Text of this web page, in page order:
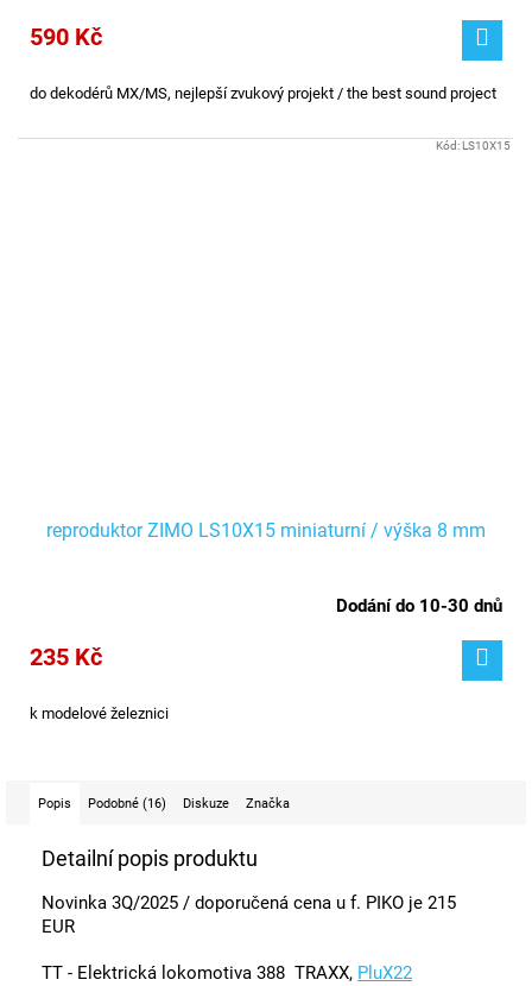
590 Kč
do dekodérů MX/MS, nejlepší zvukový projekt / the best sound project
reproduktor ZIMO LS10X15 miniaturní / výška 8 mm
Dodání do 10-30 dnů
235 Kč
k modelové železnici
Kód:LS10X15
Popis Podobné (16) Diskuze Značka
Detailní popis produktu
Novinka 3Q/2025 / doporučená cena u f. PIKO je 215
EUR
TT - Elektrická lokomotiva 388 TRAXX, PluX22